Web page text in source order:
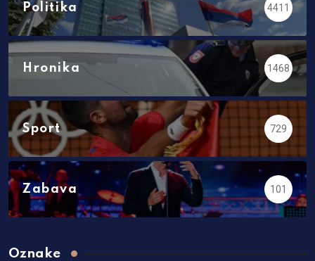
Politika 4411
Hronika 1468
Sport 729
Zabava 101
Oznake